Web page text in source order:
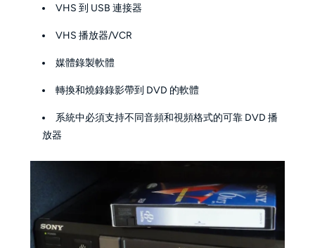
VHS 到 USB 連接器
VHS 播放器/VCR
媒體錄製軟體
轉換和燒錄錄影帶到 DVD 的軟體
系統中必須支持不同音頻和視頻格式的可靠 DVD 播
放器